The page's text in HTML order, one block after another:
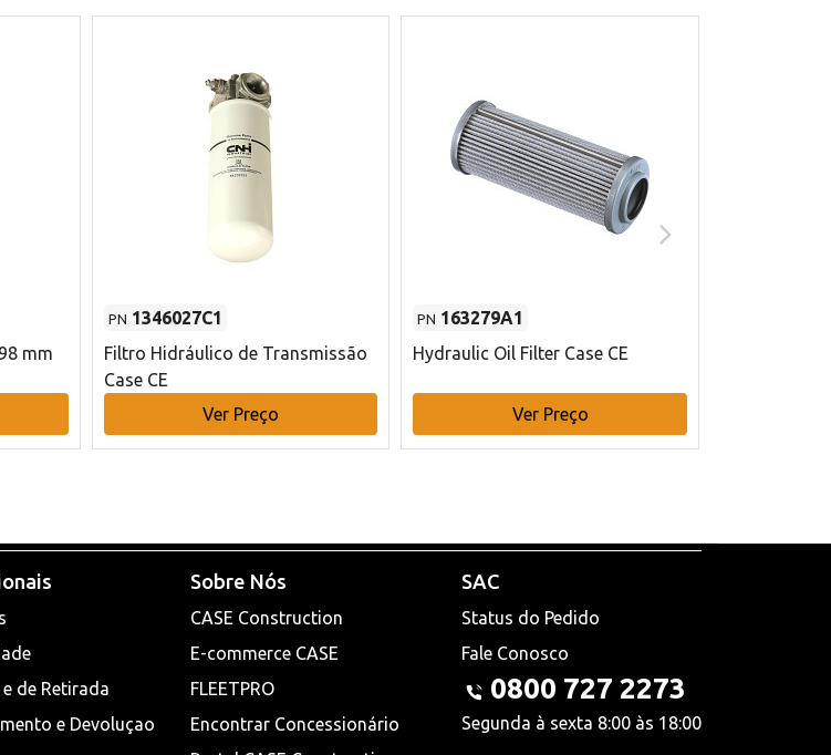
mm
PN 1346027C1
Filtro Hidráulico de Transmissão
Case CE
Ver Preço
PN 163279A1
Hydraulic Oil Filter Case CE
Ver Preço
de Retirada
e Devoluçao
Sobre Nós
CASE Construction
E-commerce CASE
FLEETPRO
Encontrar Concessionário
SAC
Status do Pedido
Fale Conosco
0800 727 2273
Segunda à sexta 8:00 às 18:00